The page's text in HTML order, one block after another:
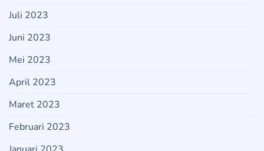
Juli 2023
Juni 2023
Mei 2023
April 2023
Maret 2023
Februari 2023